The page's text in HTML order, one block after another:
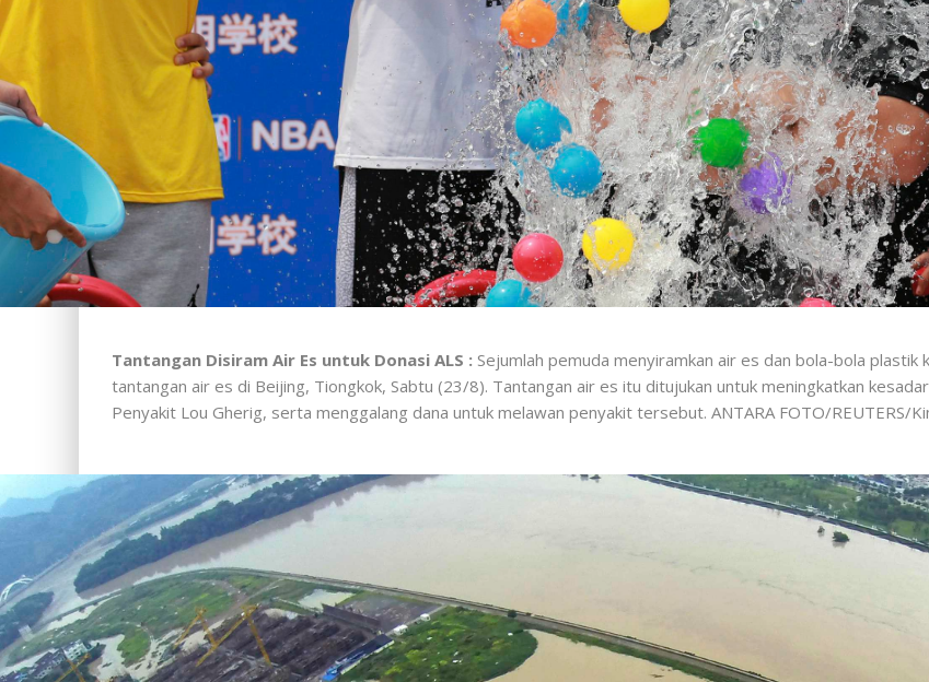
Tantangan Disiram Air Es untuk Donasi ALS : Sejumlah pemuda menyiramkan air es dan bola-bola
tantangan air es di Beijing, Tiongkok, Sabtu (23/8). Tantangan air es itu ditujukan untuk meningkatkan
Penyakit Lou Gherig, serta menggalang dana untuk melawan penyakit tersebut. ANTARA FOTO/REUTERS/